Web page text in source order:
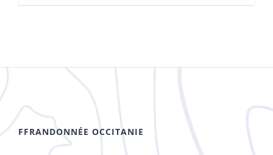
FFRANDONNÉE OCCITANIE